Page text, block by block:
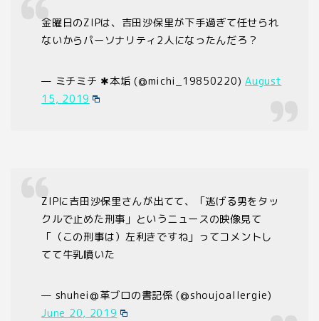
金曜日のZIPは、吉田沙保里が下手過ぎて任せられ
ないからパーソナリティ2人になったんだろ？
— ミチミチ ✱本垢 (@michi_19850220)August
15, 2019
ZIPに吉田沙保里さんが出てて、「逃げる男をタッ
クルで止めた刑事」というニュースの映像見て
「（この刑事は）左利きですね」ってコメントし
てて牛乳噴いた
— shuhei@革ブロの書記係 (@shoujoallergie)
June 20, 2019